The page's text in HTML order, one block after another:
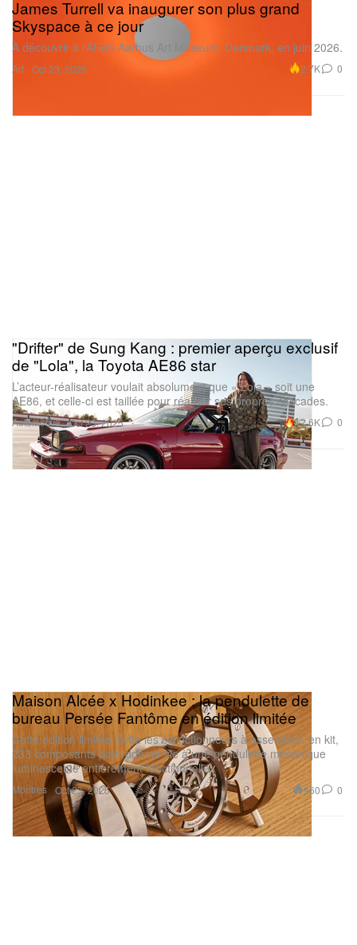
Art
James Turrell va inaugurer son plus grand
Skyspace à ce jour
À découvrir à l’ARoS Aarhus Art Museum, Denmark, en juin 2026.
Oct 23, 2025 2.7K 0
Automotive
"Drifter" de Sung Kang : premier aperçu exclusif
de "Lola", la Toyota AE86 star
L’acteur-réalisateur voulait absolument que « Lola » soit une
AE86, et celle-ci est taillée pour réaliser ses propres cascades.
Oct 23, 2025 12.6K 0
Montres
Maison Alcée x Hodinkee : la pendulette de
bureau Persée Fantôme en édition limitée
Cette édition limitée invite les collectionneurs à assembler, en kit,
233 composants pour donner vie à une pendulette mécanique
luminescente entièrement fonctionnelle.
Oct 23, 2025 960 0